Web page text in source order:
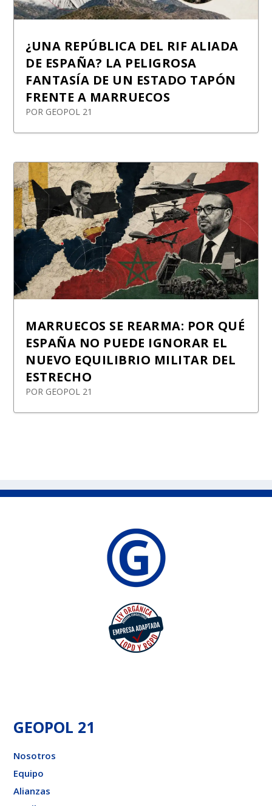
¿UNA REPÚBLICA DEL RIF ALIADA
DE ESPAÑA? LA PELIGROSA
FANTASÍA DE UN ESTADO TAPÓN
FRENTE A MARRUECOS
POR GEOPOL 21
MARRUECOS SE REARMA: POR QUÉ
ESPAÑA NO PUEDE IGNORAR EL
NUEVO EQUILIBRIO MILITAR DEL
ESTRECHO
POR GEOPOL 21
GEOPOL 21
Nosotros
Equipo
Alianzas